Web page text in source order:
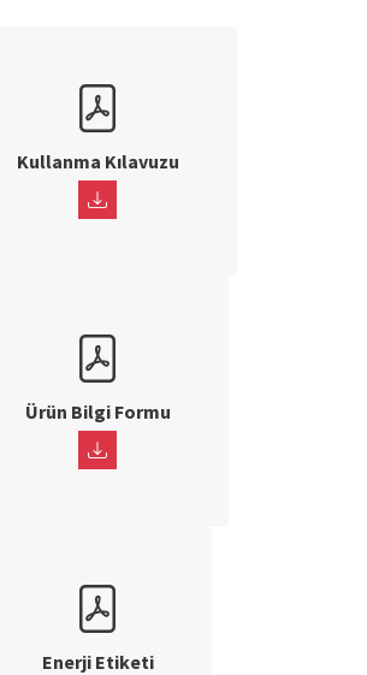
Kullanma Kılavuzu
Ürün Bilgi Formu
Enerji Etiketi